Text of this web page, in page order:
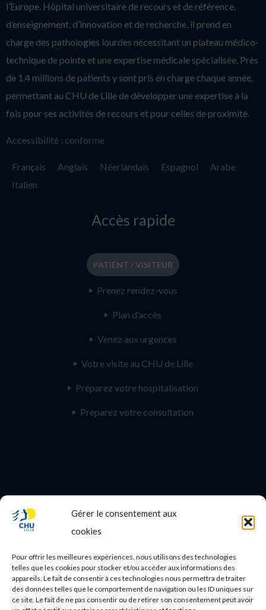
Gérer le consentement aux
cookies
Pour offrir les meilleures expériences, nous utilisons des technologies
telles que les cookies pour stocker et/ou accéder aux informations des
appareils. Le fait de consentir à ces technologies nous permettra de traiter
des données telles que le comportement de navigation ou les ID uniques sur
ce site. Le fait de ne pas consentir ou de retirer son consentement peut avoir
l’Europe. Hôpital universitaire de recours et de référence,
d’enseignement, d’innovation et de recherche, il prend en
charge des pathologies lourdes nécessitant un plateau médico-
technique de pointe et une expertise médicale spécialisée. Près
de 1.4 millions de patients y sont pris en charge chaque année,
permettant au CHU de Lille de développer une expertise à la
fois pour ses activités de recours et pour celles de proximité.
Accessibilité : conforme
Français Anglais Néerlandais Espagnol
Arabe
Italien
Accès rapide
PATIENT / VISITEUR
Prenez rendez-vous
Plan d’accès
Venez aux urgences
Votre visite au CHU de Lille
Préparez votre hospitalisation
Préparez votre consultation
PROFESSIONNEL DE SANTE
Nos essais cliniques
Ecoles paramédicales